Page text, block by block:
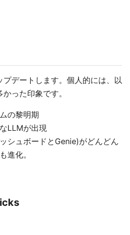
デートします。個人的には、以
った印象です。
の黎明期
LLMが出現
シュボードとGenie)がどんどん
進化。